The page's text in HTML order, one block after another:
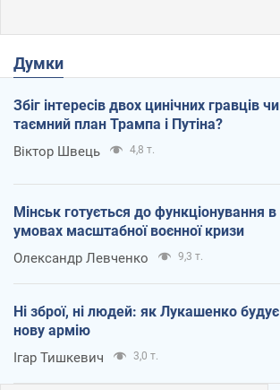
Думки
Збіг інтересів двох цинічних гравців чи
таємний план Трампа і Путіна?
Віктор Швець 4,8 т.
Мінськ готується до функціонування в
умовах масштабної воєнної кризи
Олександр Левченко 9,3 т.
Ні зброї, ні людей: як Лукашенко будує
нову армію
Ігар Тишкевич 3,0 т.